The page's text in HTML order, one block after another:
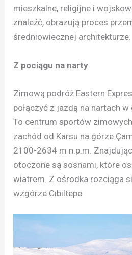
mieszkalne, religijne i
znaleźć, obrazują proces
średniowiecznej architekturze.
Z pociągu na narty
Zimową podróż Eastern
połączyć z jazdą na nartach w
To centrum sportów
zachód od Karsu na górze
2100-2634 m n.p.m.
otoczone są sosnami, które
wiatrem. Z ośrodka rozciąga
wzgórze Cıbıltepe